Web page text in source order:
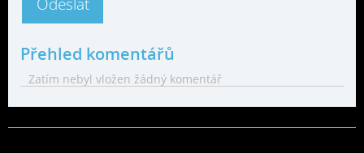
Přehled komentářů
Zatím nebyl vložen žádný komentář